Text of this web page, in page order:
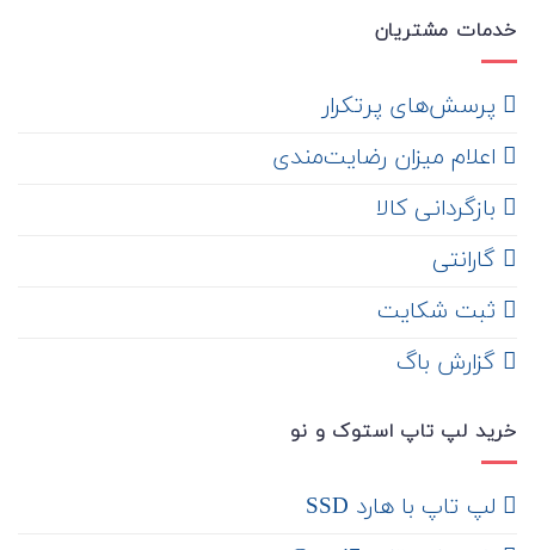
خدمات مشتریان
‌ پرسش‌های پرتکرار
اعلام میزان رضایت‌مندی
‌ بازگردانی کالا
گارانتی
ثبت شکایت
‌ گزارش باگ
خرید لپ تاپ استوک و نو
لپ تاپ با هارد SSD